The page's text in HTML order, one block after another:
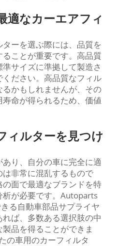
適なカーエアフィ
ーを選ぶ際には、品質を
ことが重要です。高品質
サイズに準拠して製造さ
ださい。高品質なフィル
かもしれませんが、その
命が得られるため、価値
ィルターを見つけ
り、自分の車に完全に適
非常に混乱するもので
面で最適なブランドを特
析が必要です。Autoparts
る自動車部品サプライヤ
ば、多数ある選択肢の中
品を得ることができま
の車用のカーフィルタ